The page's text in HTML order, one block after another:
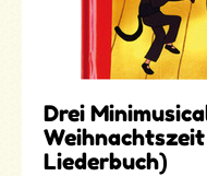
Drei
Liederbuch)